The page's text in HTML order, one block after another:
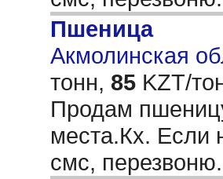
Пшеница
Акмолинская
тонн, 85 KZT/
Продам
места.Кх. Если
смс,